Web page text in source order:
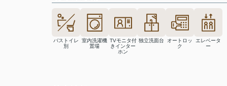
バストイレ
別
室内洗濯機
置場
TVモニタ付
きインター
ホン
独立洗面台
オートロッ
ク
エレベータ
ー